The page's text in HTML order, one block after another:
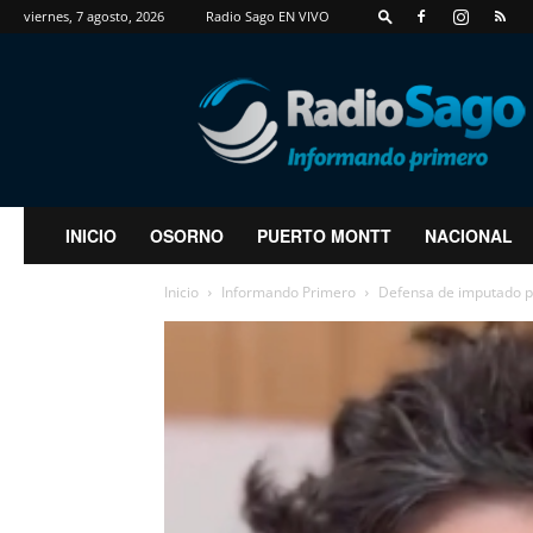
viernes, 7 agosto, 2026 Radio Sago EN VIVO
RadioSago
INICIO OSORNO PUERTO MONTT NACIONAL
Inicio Informando Primero Defensa de imputado